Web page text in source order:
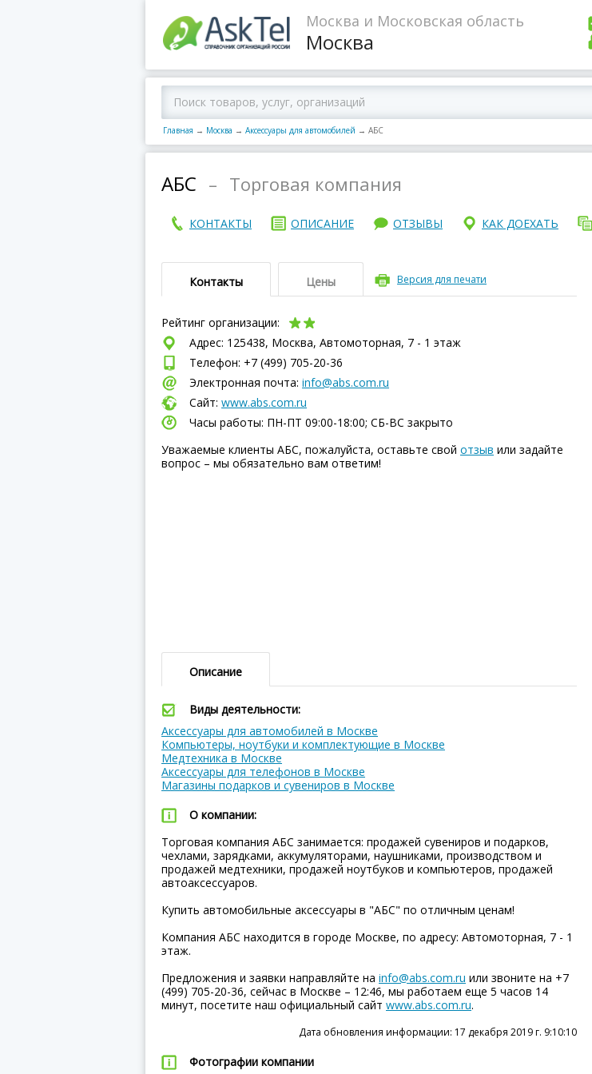
Москва и Московская область
Москва
Главная → Москва → Аксессуары для автомобилей → АБС
АБС – Торговая компания
КОНТАКТЫ ОПИСАНИЕ ОТЗЫВЫ КАК ДОЕХАТЬ
Контакты Цены Версия для печати
Рейтинг организации:
Адрес: 125438, Москва, Автомоторная, 7 - 1 этаж
Телефон: +7 (499) 705-20-36
Электронная почта: info@abs.com.ru
Сайт: www.abs.com.ru
Часы работы: ПН-ПТ 09:00-18:00; СБ-ВC закрыто
Уважаемые клиенты АБС, пожалуйста, оставьте свой отзыв или задайте
вопрос – мы обязательно вам ответим!
Описание
Виды деятельности:
Аксессуары для автомобилей в Москве
Компьютеры, ноутбуки и комплектующие в Москве
Медтехника в Москве
Аксессуары для телефонов в Москве
Магазины подарков и сувениров в Москве
О компании:
Торговая компания АБС занимается: продажей сувениров и подарков,
чехлами, зарядками, аккумуляторами, наушниками, производством и
продажей медтехники, продажей ноутбуков и компьютеров, продажей
автоаксессуаров.
Купить автомобильные аксессуары в "АБС" по отличным ценам!
Компания АБС находится в городе Москве, по адресу: Автомоторная, 7 - 1
этаж.
Предложения и заявки направляйте на info@abs.com.ru или звоните на +7
(499) 705-20-36, сейчас в Москве – 12:46, мы работаем еще 5 часов 14
минут, посетите наш официальный сайт www.abs.com.ru.
Дата обновления информации: 17 декабря 2019 г. 9:10:10
Фотографии компании